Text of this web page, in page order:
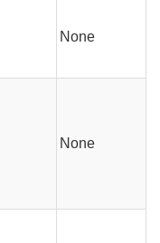
None
None